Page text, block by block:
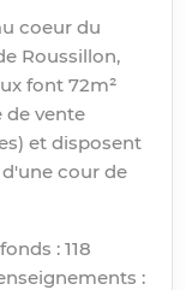
coeur du
Roussillon,
font 72m²
de vente
et disposent
cour de
: 118
: